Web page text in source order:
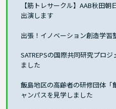
【筋トレサークル】AAB秋田
出演します
出張！イノベーション創造学習
SATREPSの国際共同研究プロ
ました
飯島地区の高齢者の研修団体「
ャンパスを見学しました